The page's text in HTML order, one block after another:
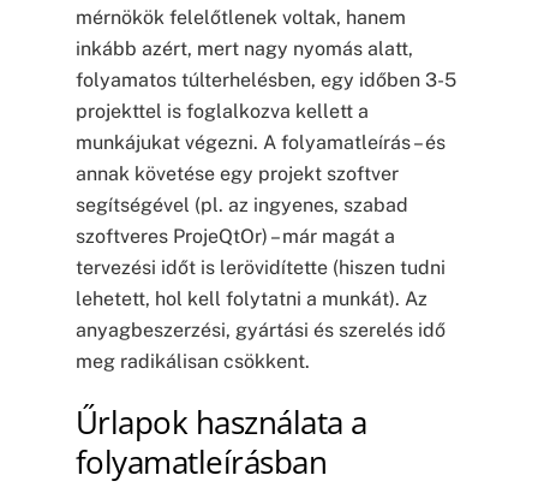
mérnökök felelőtlenek voltak, hanem
inkább azért, mert nagy nyomás alatt,
folyamatos túlterhelésben, egy időben 3-5
projekttel is foglalkozva kellett a
munkájukat végezni. A folyamatleírás – és
annak követése egy projekt szoftver
segítségével (pl. az ingyenes, szabad
szoftveres ProjeQtOr) – már magát a
tervezési időt is lerövidítette (hiszen tudni
lehetett, hol kell folytatni a munkát). Az
anyagbeszerzési, gyártási és szerelés idő
meg radikálisan csökkent.
Űrlapok használata a
folyamatleírásban